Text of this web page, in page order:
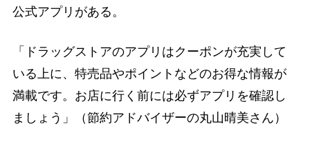
公式アプリがある。
「ドラッグストアのアプリはクーポンが充実して
いる上に、特売品やポイントなどのお得な情報が
満載です。お店に行く前には必ずアプリを確認し
ましょう」（節約アドバイザーの丸山晴美さん）